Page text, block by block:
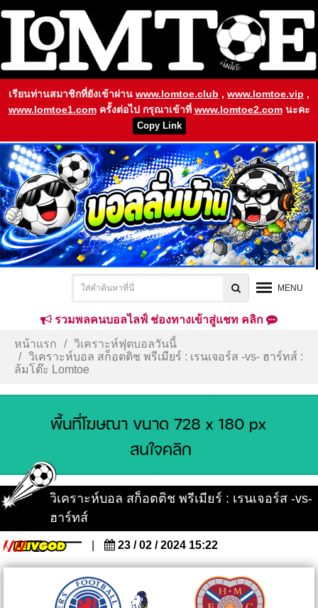
เรียนท่านสมาชิกที่ยังเข้าผ่าน www.lomtoe.club , www.lomtoe.vip ,
www.lomtoe1.com ครั้งต่อไป กรุณาเข้าที่ www.lomtoe2.comนะคะ
Copy Link
MENU
รวมพลคนบอลไลฟ์ ช่องทางเข้าสู่แชท คลิก
หน้าแรก
วิเคราะห์ฟุตบอลวันนี้
วิเคราะห์บอล สก็อตติช พรีเมียร์ : เรนเจอร์ส -vs- ฮาร์ทส์ :
ล้มโต๊ะ Lomtoe
วิเคราะห์บอล สก็อตติช พรีเมียร์ : เรนเจอร์ส -vs-
ฮาร์ทส์
23 / 02 / 2024 15:22